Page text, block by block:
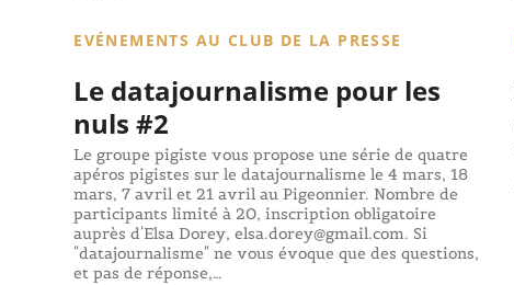
EVÉNEMENTS AU CLUB DE LA PRESSE
Le datajournalisme pour les
nuls #2
Le groupe pigiste vous propose une série de quatre
apéros pigistes sur le datajournalisme le 4 mars, 18
mars, 7 avril et 21 avril au Pigeonnier. Nombre de
participants limité à 20, inscription obligatoire
auprès d'Elsa Dorey, elsa.dorey@gmail.com. Si
"datajournalisme" ne vous évoque que des questions,
et pas de réponse,…